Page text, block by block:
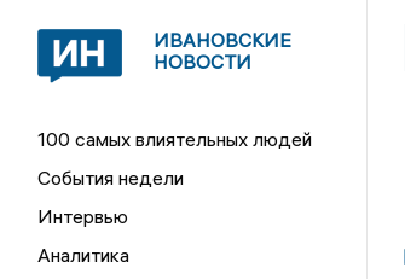
ИВАНОВСКИЕ
НОВОСТИ
100 самых влиятельных людей
События недели
Интервью
Аналитика